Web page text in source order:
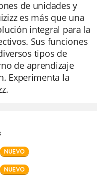
de unidades y
es más que una
integral para la
Sus funciones
tipos de
de aprendizaje
Experimenta la
NUEVO
NUEVO